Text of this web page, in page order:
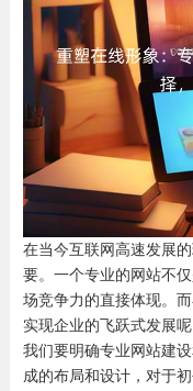
在当今互联网高速发展
要。一个专业的网站不
场竞争力的直接体现。
实现企业的飞跃式发展
我们要明确专业网站建
成的布局和设计，对于